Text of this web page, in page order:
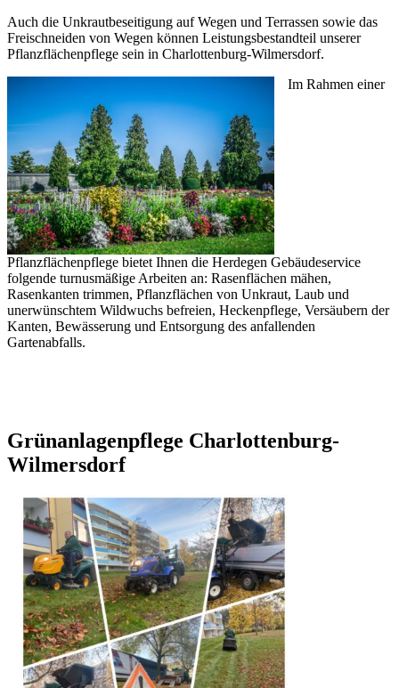
Auch die Unkrautbeseitigung auf Wegen und Terrassen sowie das
Freischneiden von Wegen können Leistungsbestandteil unserer
Pflanzflächenpflege sein in Charlottenburg-Wilmersdorf.
Im Rahmen einer
Pflanzflächenpflege bietet Ihnen die Herdegen Gebäudeservice
folgende turnusmäßige Arbeiten an: Rasenflächen mähen,
Rasenkanten trimmen, Pflanzflächen von Unkraut, Laub und
unerwünschtem Wildwuchs befreien, Heckenpflege, Versäubern der
Kanten, Bewässerung und Entsorgung des anfallenden
Gartenabfalls.
Grünanlagenpflege Charlottenburg-
Wilmersdorf